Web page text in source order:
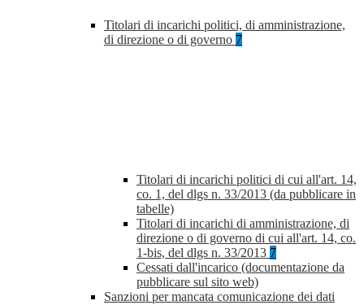
Titolari di incarichi politici, di amministrazione,
di direzione o di governo 7
Titolari di incarichi politici di cui all'art. 14,
co. 1, del dlgs n. 33/2013 (da pubblicare in
tabelle)
Titolari di incarichi di amministrazione, di
direzione o di governo di cui all'art. 14, co.
1-bis, del dlgs n. 33/2013 7
Cessati dall'incarico (documentazione da
pubblicare sul sito web)
Sanzioni per mancata comunicazione dei dati